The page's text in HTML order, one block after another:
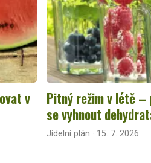
v
Pitný režim v létě
se vyhnout
Jídelní plán · 15. 7. 2026